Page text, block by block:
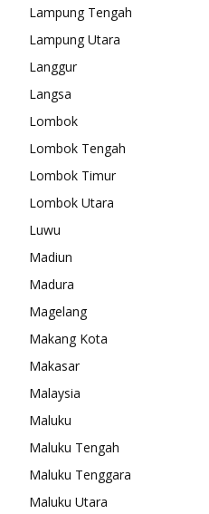
Lampung Tengah
Lampung Utara
Langgur
Langsa
Lombok
Lombok Tengah
Lombok Timur
Lombok Utara
Luwu
Madiun
Madura
Magelang
Makang Kota
Makasar
Malaysia
Maluku
Maluku Tengah
Maluku Tenggara
Maluku Utara